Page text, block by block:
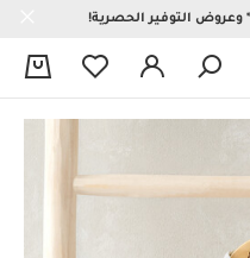
وعروض التوفير الحصرية!